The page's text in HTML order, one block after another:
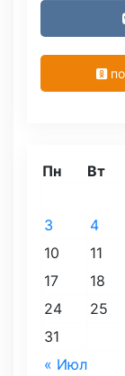
Пн Вт
« Июл
3
4
10
11
17
18
24
25
31